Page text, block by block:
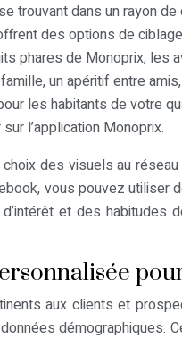
trouvant dans un rayon
des options de
phares de Monoprix,
un apéritif entre
les habitants de votre
l’application Monoprix.
des visuels au
vous pouvez
et des
aux clients et